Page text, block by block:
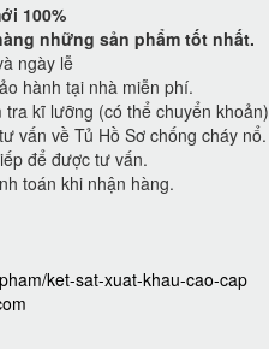
100%
những sản phẩm tốt nhất.
ngày lễ
hành tại nhà miễn phí.
kĩ lưỡng (có thể chuyển khoản)
vấn về Tủ Hồ Sơ chống cháy nổ.
để được tư vấn.
toán khi nhận hàng.
ket-sat-xuat-khau-cao-cap